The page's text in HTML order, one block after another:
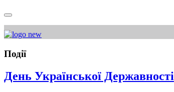
Події
День Української Державності